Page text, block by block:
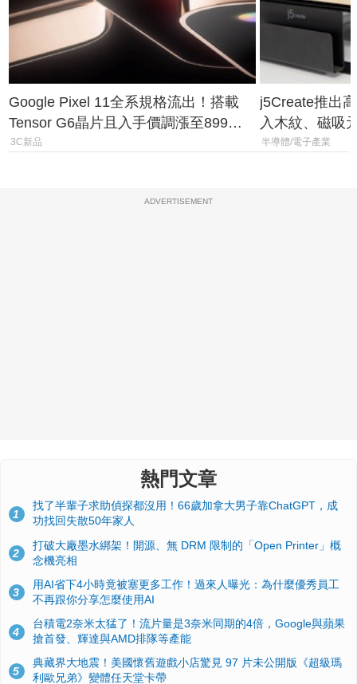
Google Pixel 11全系規格流出！搭載
Tensor G6晶片且入手價調漲至899美
元
3C新品
j5Create推出
入木紋、磁吸
半導體/電子產業
ADVERTISEMENT
熱門文章
1
找了半輩子求助偵探都沒用！66歲加拿大男子靠ChatGPT，成
功找回失散50年家人
2
打破大廠墨水綁架！開源、無 DRM 限制的「Open Printer」概
念機亮相
3
用AI省下4小時竟被塞更多工作！過來人曝光：為什麼優秀員工
不再跟你分享怎麼使用AI
4
台積電2奈米太猛了！流片量是3奈米同期的4倍，Google與蘋果
搶首發、輝達與AMD排隊等產能
5
典藏界大地震！美國懷舊遊戲小店驚見 97 片未公開版《超級瑪
利歐兄弟》變體任天堂卡帶